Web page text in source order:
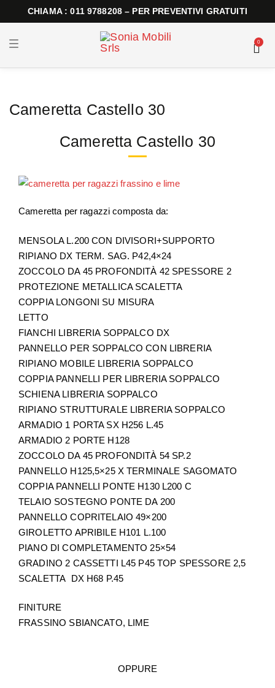
CHIAMA : 011 9788208 – PER PREVENTIVI GRATUITI
T
g
a
v
0
Cameretta Castello 30
Cameretta Castello 30
Cameretta per ragazzi composta da:
MENSOLA L.200 CON DIVISORI+SUPPORTO
RIPIANO DX TERM. SAG. P42,4×24
ZOCCOLO DA 45 PROFONDITÀ 42 SPESSORE 2
PROTEZIONE METALLICA SCALETTA
COPPIA LONGONI SU MISURA
LETTO
FIANCHI LIBRERIA SOPPALCO DX
PANNELLO PER SOPPALCO CON LIBRERIA
RIPIANO MOBILE LIBRERIA SOPPALCO
COPPIA PANNELLI PER LIBRERIA SOPPALCO
SCHIENA LIBRERIA SOPPALCO
RIPIANO STRUTTURALE LIBRERIA SOPPALCO
ARMADIO 1 PORTA SX H256 L.45
ARMADIO 2 PORTE H128
ZOCCOLO DA 45 PROFONDITÀ 54 SP.2
PANNELLO H125,5×25 X TERMINALE SAGOMATO
COPPIA PANNELLI PONTE H130 L200 C
TELAIO SOSTEGNO PONTE DA 200
PANNELLO COPRITELAIO 49×200
GIROLETTO APRIBILE H101 L.100
PIANO DI COMPLETAMENTO 25×54
GRADINO 2 CASSETTI L45 P45 TOP SPESSORE 2,5
SCALETTA DX H68 P.45
FINITURE
FRASSINO SBIANCATO, LIME
OPPURE